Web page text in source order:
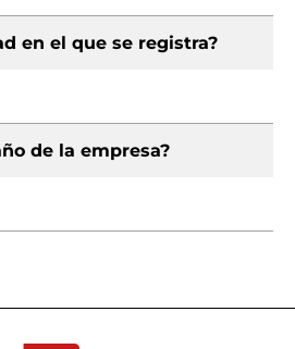
en el que se registra?
de la empresa?